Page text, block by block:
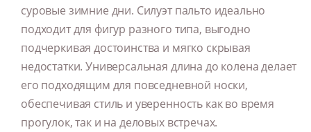
суровые зимние дни. Силуэт пальто идеально
подходит для фигур разного типа, выгодно
подчеркивая достоинства и мягко скрывая
недостатки. Универсальная длина до колена делает
его подходящим для повседневной носки,
обеспечивая стиль и уверенность как во время
прогулок, так и на деловых встречах.